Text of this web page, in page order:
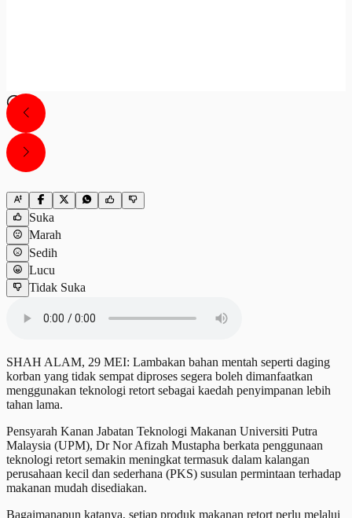
Suka
Marah
Sedih
Lucu
Tidak Suka
SHAH ALAM, 29 MEI: Lambakan bahan mentah seperti daging
korban yang tidak sempat diproses segera boleh dimanfaatkan
menggunakan teknologi retort sebagai kaedah penyimpanan lebih
tahan lama.
Pensyarah Kanan Jabatan Teknologi Makanan Universiti Putra
Malaysia (UPM), Dr Nor Afizah Mustapha berkata penggunaan
teknologi retort semakin meningkat termasuk dalam kalangan
perusahaan kecil dan sederhana (PKS) susulan permintaan terhadap
makanan mudah disediakan.
Bagaimanapun katanya, setiap produk makanan retort perlu melalui